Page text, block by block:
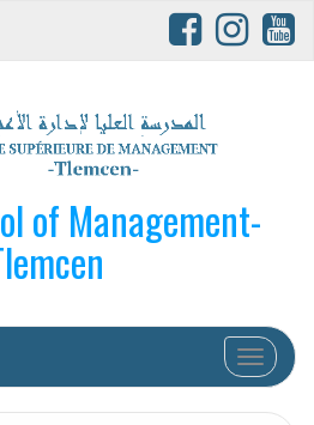
of Management-
Afficher/